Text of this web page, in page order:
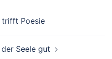
trifft Poesie
Seele gut